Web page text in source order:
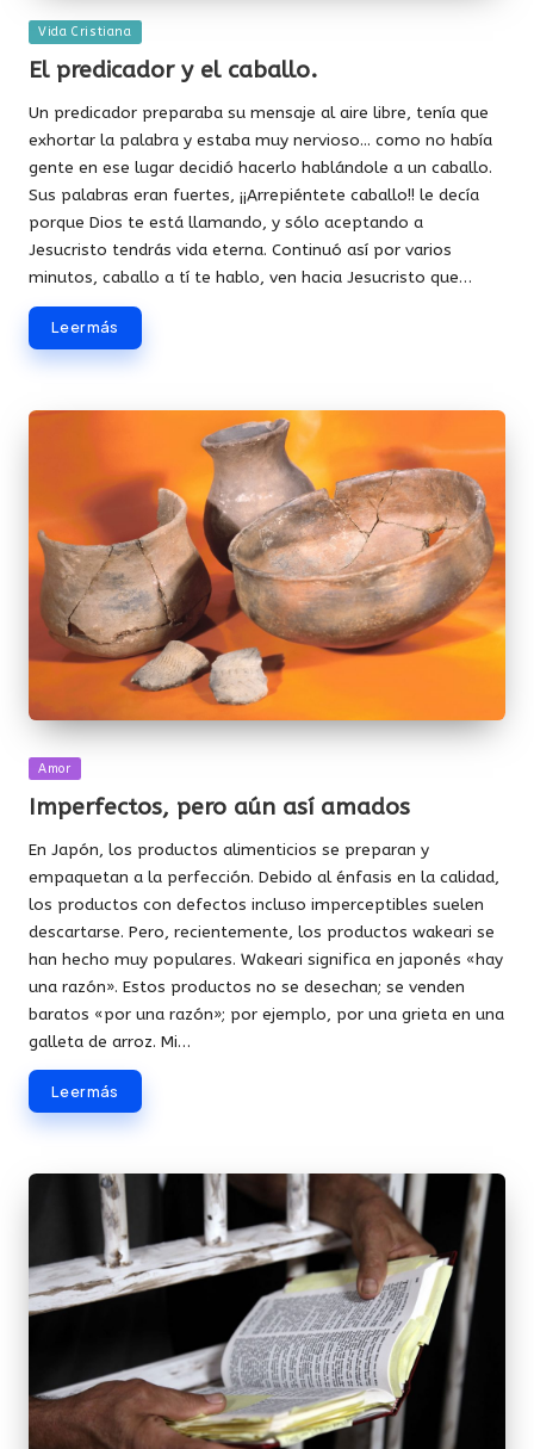
Publicada
en
Vida Cristiana
El predicador y el caballo.
Un predicador preparaba su mensaje al aire libre, tenía que
exhortar la palabra y estaba muy nervioso... como no había
gente en ese lugar decidió hacerlo hablándole a un caballo.
Sus palabras eran fuertes, ¡¡Arrepiéntete caballo!! le decía
porque Dios te está llamando, y sólo aceptando a
Jesucristo tendrás vida eterna. Continuó así por varios
minutos, caballo a tí te hablo, ven hacia Jesucristo que…
Leer más
Publicada
Amor
Imperfectos, pero aún así amados
En Japón, los productos alimenticios se preparan y
empaquetan a la perfección. Debido al énfasis en la calidad,
los productos con defectos incluso imperceptibles suelen
descartarse. Pero, recientemente, los productos wakeari se
han hecho muy populares. Wakeari significa en japonés «hay
una razón». Estos productos no se desechan; se venden
baratos «por una razón»; por ejemplo, por una grieta en una
galleta de arroz. Mi…
Leer más